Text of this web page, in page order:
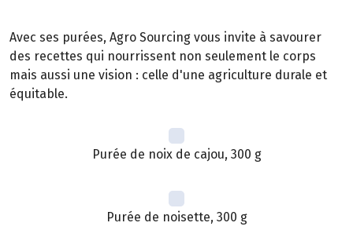
Avec ses purées, Agro Sourcing vous invite à savourer
des recettes qui nourrissent non seulement le corps
mais aussi une vision : celle d'une agriculture durale et
équitable.
Purée de noix de cajou, 300 g
Purée de noisette, 300 g